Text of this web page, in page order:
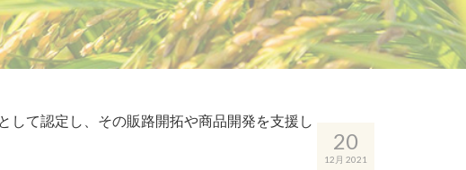
20
12月 2021
て認定し、その販路開拓や商品開発を支援し